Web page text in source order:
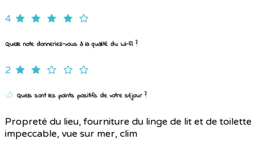
4
Quelle note donneriez-vous à la qualité du Wi-Fi ?
2
Quels sont les points positifs de votre séjour ?
Propreté du lieu, fourniture du linge de lit et de toilette
impeccable, vue sur mer, clim